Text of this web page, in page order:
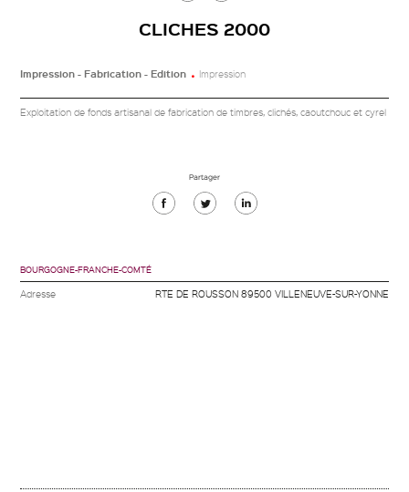
CLICHES 2000
Impression - Fabrication - Edition Impression
Exploitation de fonds artisanal de fabrication de timbres, clichés, caoutchouc et cyrel
Partager
Partager
Partager
BOURGOGNE-FRANCHE-COMTÉ
Adresse RTE DE ROUSSON 89500 VILLENEUVE-SUR-YONNE